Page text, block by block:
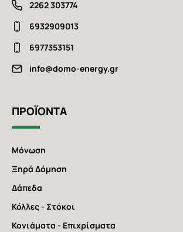
2262 303774
6932909013
6977353151
info@domo-energy.gr
ΠΡΟΪΟΝΤΑ
Μόνωση
Ξηρά Δόμηση
Δάπεδα
Κόλλες - Στόκοι
Κονιάματα - Επιχρίσματα